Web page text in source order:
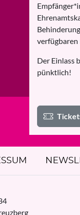
verfügbaren
Der Einlass
pünktlich!